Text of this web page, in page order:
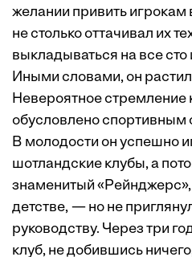
желании привить игрокам
не столько оттачивал их
выкладываться на все сто
Иными словами, он
Невероятное стремление
обусловлено
В молодости он успешно
шотландские клубы, а
знаменитый «Рейнджерс»,
детстве, — но не
руководству. Через три
клуб, не добившись